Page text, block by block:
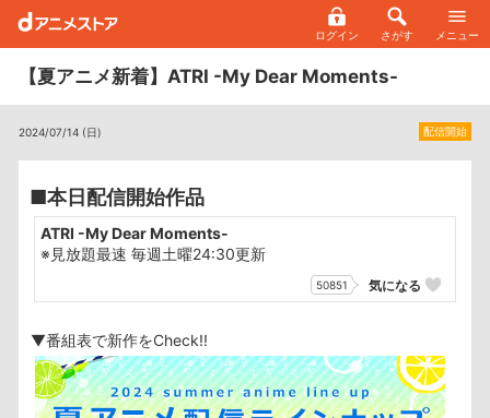
ログイン さがす メニュー
【夏アニメ新着】ATRI -My Dear Moments-
配信開始
2024/07/14 (日)
■本日配信開始作品
ATRI -My Dear Moments-
※見放題最速 毎週土曜24:30更新
50851 気になる
▼番組表で新作をCheck!!